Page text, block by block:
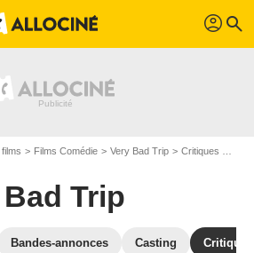
profil search
Films Comédie Very Bad Trip Critiques Very Bad Trip
Trip
Bandes-annonces Casting